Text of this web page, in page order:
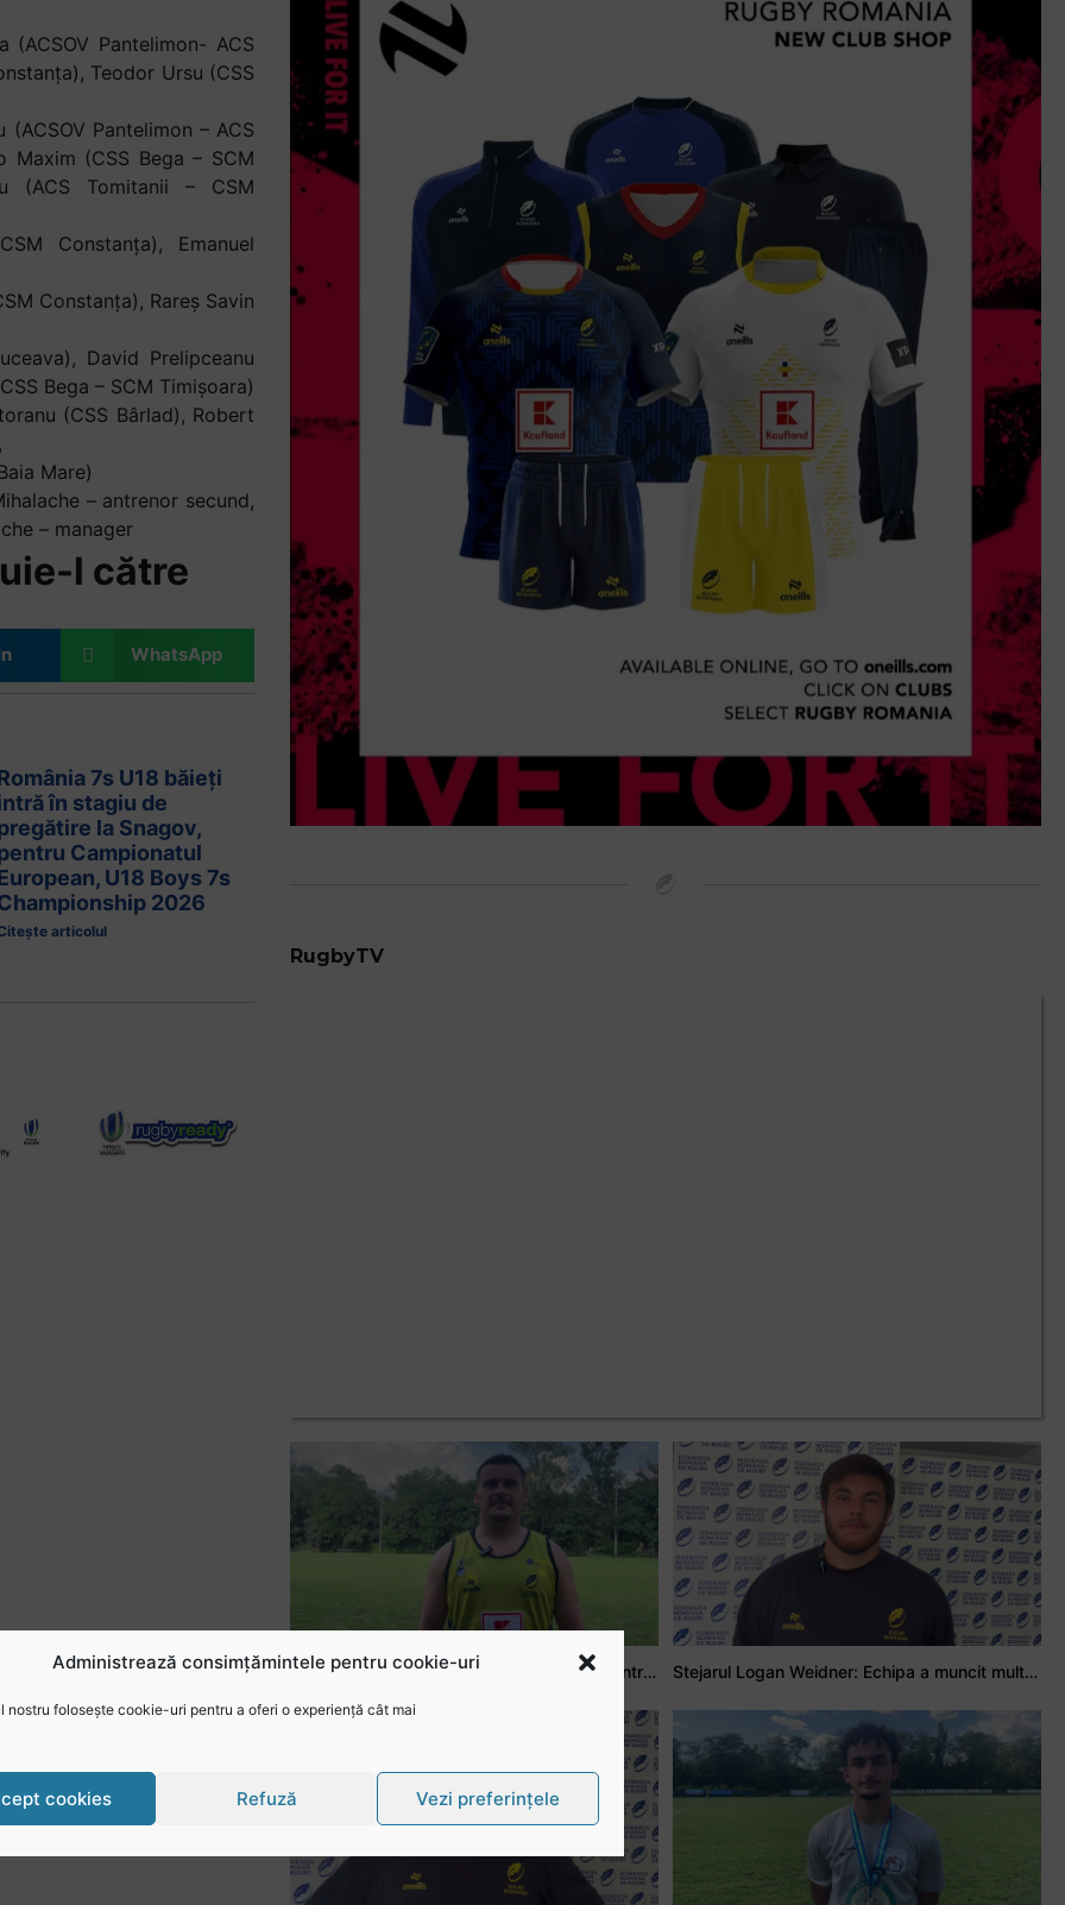
Administrează consimțămintele pentru cookie-uri
nostru folosește cookie-uri pentru a oferi o experiență cât mai
cookies Refuză Vezi preferințele
Pantelimon- ACS
Teodor Ursu (CSS
Pantelimon – ACS
Maxim (CSS Bega – SCM
(ACS Tomitanii – CSM
Constanța), Emanuel
Constanța), Rareș Savin
David Prelipceanu
Bega – SCM Timișoara)
(CSS Bârlad), Robert
Mare)
– antrenor secund,
– manager
l către
WhatsApp
7s U18 băieți
în stagiu de
la Snagov,
Campionatul
U18 Boys 7s
2026
articolul
RugbyTV
Adrian Țală: Visul meu este să debutez pentru România Stejarul Logan Weidner: Echipa a muncit mult, iar asta se va vedea în meciurile de la Nations Cup